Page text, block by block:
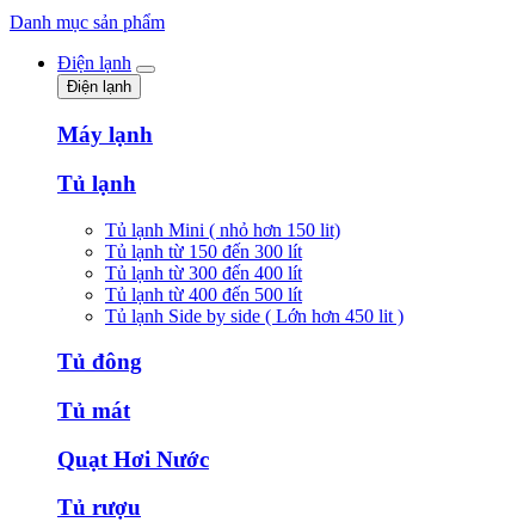
Danh mục sản phẩm
Điện lạnh
Điện lạnh
Máy lạnh
Tủ lạnh
Tủ lạnh Mini ( nhỏ hơn 150 lit)
Tủ lạnh từ 150 đến 300 lít
Tủ lạnh từ 300 đến 400 lít
Tủ lạnh từ 400 đến 500 lít
Tủ lạnh Side by side ( Lớn hơn 450 lit )
Tủ đông
Tủ mát
Quạt Hơi Nước
Tủ rượu